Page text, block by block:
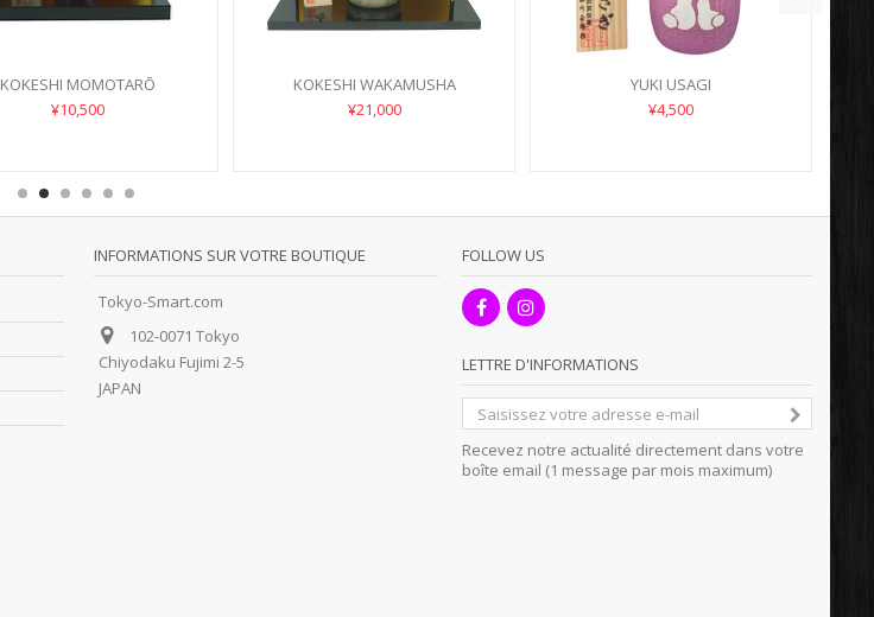
KOKESHI MOMOTARŌ
¥10,500
KOKESHI WAKAMUSHA
¥21,000
YUKI USAGI
¥4,500
INFORMATIONS SUR VOTRE BOUTIQUE
Tokyo-Smart.com
102-0071 Tokyo
Chiyodaku Fujimi 2-5
JAPAN
FOLLOW US
LETTRE D'INFORMATIONS
Recevez notre actualité directement dans votre
boîte email (1 message par mois maximum)